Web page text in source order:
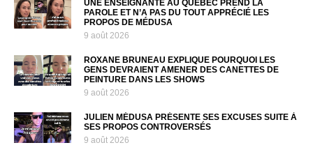
UNE ENSEIGNANTE AU QUÉBEC PREND LA
PAROLE ET N’A PAS DU TOUT APPRÉCIÉ LES
PROPOS DE MÉDUSA
9 août 2026
ROXANE BRUNEAU EXPLIQUE POURQUOI LES
GENS DEVRAIENT AMENER DES CANETTES DE
PEINTURE DANS LES SHOWS
9 août 2026
JULIEN MÉDUSA PRÉSENTE SES EXCUSES SUITE À
SES PROPOS CONTROVERSÉS
9 août 2026